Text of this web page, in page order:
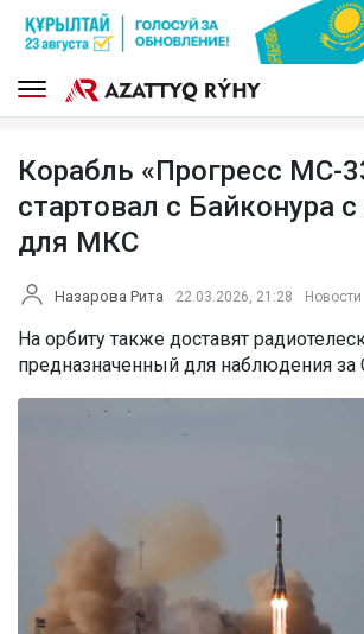
Корабль «Прогресс МС-
стартовал с Байконура с
для МКС
Назарова Рита 22.03.2026, 21:28 Новости
На орбиту также доставят
предназначенный для наблюдения